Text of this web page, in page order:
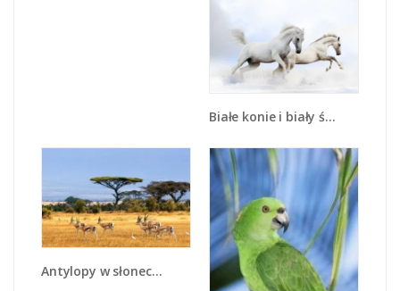
Białe konie i biały śnieg - Z239
Antylopy w słonecznej afryce - Z003